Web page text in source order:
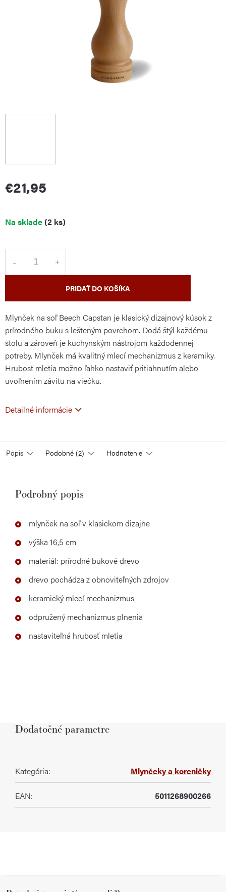
€21,95
Jednotková
cena:
Na sklade(2 ks)
PRIDAŤ DO KOŠÍKA
Mlynček na soľ Beech Capstan je klasický dizajnový kúsok z
prírodného buku s lešteným povrchom. Dodá štýl každému
stolu a zároveň je kuchynským nástrojom každodennej
potreby. Mlynček má kvalitný mlecí mechanizmus z keramiky.
Hrubosť mletia možno ľahko nastaviť pritiahnutím alebo
uvoľnením závitu na viečku.
Detailné informácie
Popis Podobné (2) Hodnotenie
Podrobný popis
mlynček na soľ v klasickom dizajne
výška 16,5 cm
materiál: prírodné bukové drevo
drevo pochádza z obnoviteľných zdrojov
keramický mlecí mechanizmus
odpružený mechanizmus plnenia
nastaviteľná hrubosť mletia
Dodatočné parametre
Kategória: Mlynčeky a koreničky
EAN: 5011268900266